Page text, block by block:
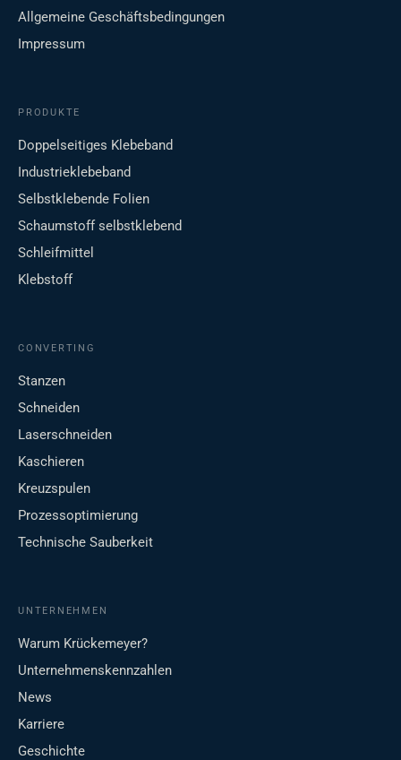
Allgemeine Geschäftsbedingungen
Impressum
PRODUKTE
Doppelseitiges Klebeband
Industrieklebeband
Selbstklebende Folien
Schaumstoff selbstklebend
Schleifmittel
Klebstoff
CONVERTING
Stanzen
Schneiden
Laserschneiden
Kaschieren
Kreuzspulen
Prozessoptimierung
Technische Sauberkeit
UNTERNEHMEN
Warum Krückemeyer?
Unternehmenskennzahlen
News
Karriere
Geschichte